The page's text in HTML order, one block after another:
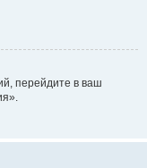
перейдите в ваш